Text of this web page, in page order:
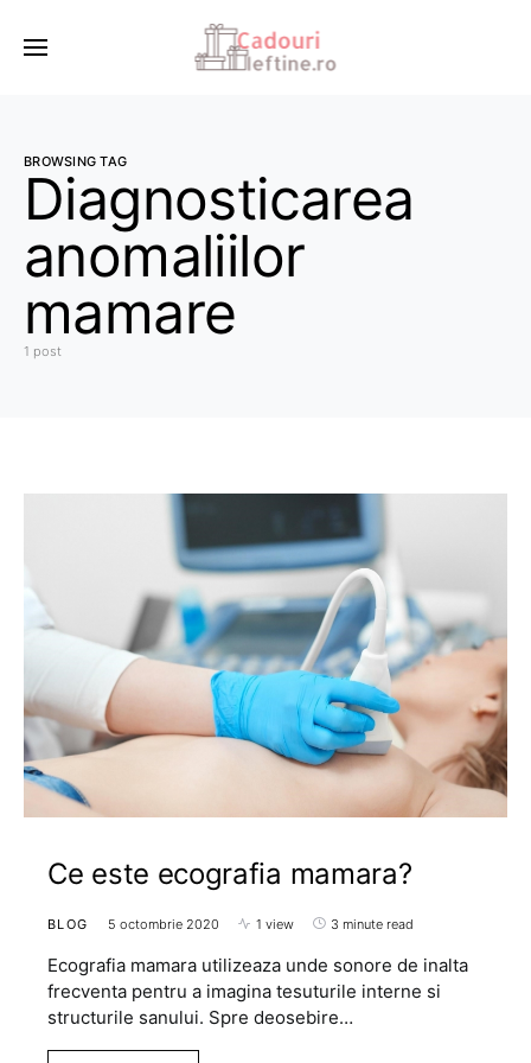
BROWSING TAG
Diagnosticarea
anomaliilor
mamare
1 post
Ce este ecografia mamara?
BLOG 5 octombrie 2020 1 view 3 minute read
Ecografia mamara utilizeaza unde sonore de inalta
frecventa pentru a imagina tesuturile interne si
structurile sanului. Spre deosebire…